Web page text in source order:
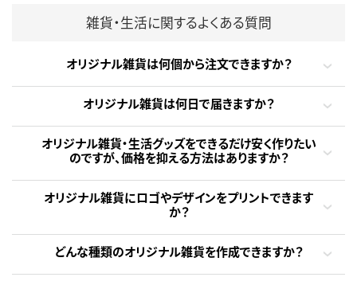
雑貨・生活に関するよくある質問
オリジナル雑貨は何個から注文できますか？
オリジナル雑貨は何日で届きますか？
オリジナル雑貨・生活グッズをできるだけ安く作りたい
のですが、価格を抑える方法はありますか？
オリジナル雑貨にロゴやデザインをプリントできます
か？
どんな種類のオリジナル雑貨を作成できますか？